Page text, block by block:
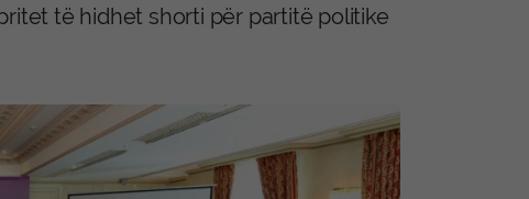
të hidhet shorti për partitë politike